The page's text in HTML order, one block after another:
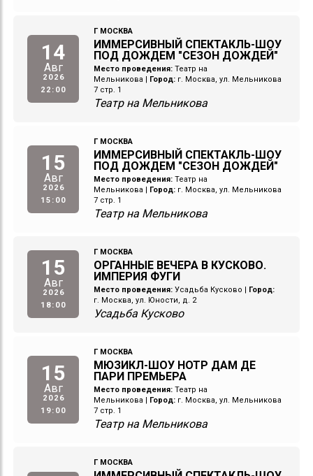
14
Авг
2026
22:00
Г МОСКВА
ИММЕРСИВНЫЙ СПЕКТАКЛЬ-ШОУ
ПОД ДОЖДЕМ "СЕЗОН ДОЖДЕЙ"
Место проведения: Театр на
Мельникова | Город: г. Москва, ул. Мельникова
7 стр. 1
Театр на Мельникова
15
Авг
2026
15:00
Г МОСКВА
ИММЕРСИВНЫЙ СПЕКТАКЛЬ-ШОУ
ПОД ДОЖДЕМ "СЕЗОН ДОЖДЕЙ"
Место проведения: Театр на
Мельникова | Город: г. Москва, ул. Мельникова
7 стр. 1
Театр на Мельникова
15
Авг
2026
18:00
Г МОСКВА
ОРГАННЫЕ ВЕЧЕРА В КУСКОВО.
ИМПЕРИЯ ФУГИ
Место проведения: Усадьба Кусково | Город:
г. Москва, ул. Юности, д. 2
Усадьба Кусково
15
Авг
2026
19:00
Г МОСКВА
МЮЗИКЛ-ШОУ НОТР ДАМ ДЕ
ПАРИ ПРЕМЬЕРА
Место проведения: Театр на
Мельникова | Город: г. Москва, ул. Мельникова
7 стр. 1
Театр на Мельникова
Г МОСКВА